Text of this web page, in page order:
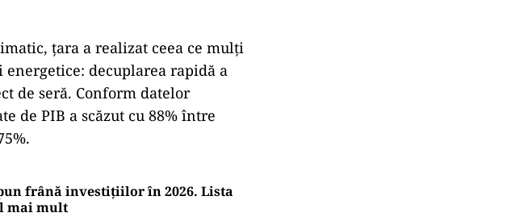
țara a realizat ceea ce mulți
decuplarea rapidă a
de seră. Conform datelor
de PIB a scăzut cu 88% între
frână investițiilor în 2026. Lista
mai mult